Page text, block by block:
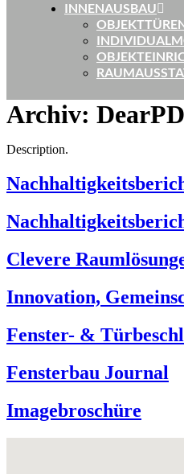
INNENAUSBAU
Archiv:
Description.
Clevere
Innovation,
Fenster- &
Fensterbau Journal
Imagebroschüre